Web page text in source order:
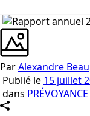
ParAlexandre Beau
Publié le 15 juillet
dans PRÉVOYANCE